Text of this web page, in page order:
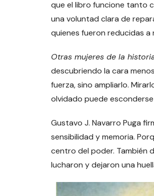
que el libro funcione tanto
una voluntad clara de
quienes fueron reducidas
Otras mujeres de la
descubriendo la cara
fuerza, sino ampliarlo.
olvidado puede
Gustavo J. Navarro Puga
sensibilidad y memoria.
centro del poder. También
lucharon y dejaron una